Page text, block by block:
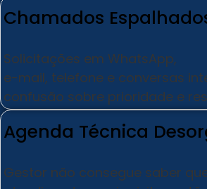
Chamados
Solicitações em WhatsApp,
e-mail, telefone e conversas
confusão sobre prioridade e
Agenda Técnica
Gestor não consegue saber